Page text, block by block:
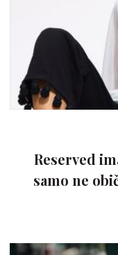
Reserved
samo ne